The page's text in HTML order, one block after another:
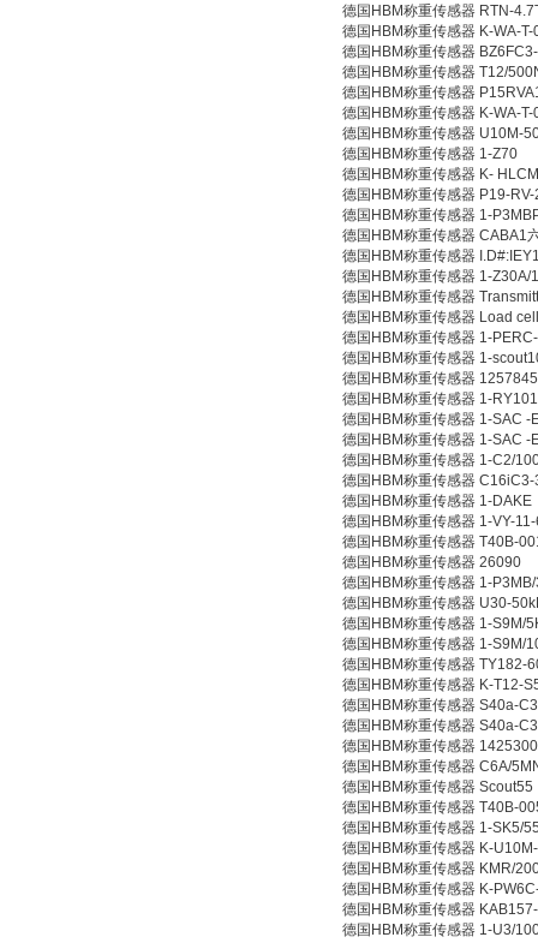
德国HBM称重传感器 RTN-
德国HBM称重传感器 K-WA-
德国HBM称重传感器
德国HBM称重传感器 T12/
德国HBM称重传感器
德国HBM称重传感器 K-WA-
德国HBM称重传感器 U10M-
德国HBM称重传感器 1-Z70
德国HBM称重传感器 K-
德国HBM称重传感器 P19-
德国HBM称重传感器 1-
德国HBM称重传感器 CABA1
德国HBM称重传感器
德国HBM称重传感器 1-Z30A/
德国HBM称重传感器
德国HBM称重传感器 Load
德国HBM称重传感器 1-
德国HBM称重传感器 1-
德国HBM称重传感器
德国HBM称重传感器 1-
德国HBM称重传感器 1-SAC -
德国HBM称重传感器 1-SAC -
德国HBM称重传感器 1-C2/
德国HBM称重传感器 C16iC3-
德国HBM称重传感器 1-DAKE
德国HBM称重传感器 1-VY-
德国HBM称重传感器 T40B-
德国HBM称重传感器 26090
德国HBM称重传感器 1-
德国HBM称重传感器 U30-
德国HBM称重传感器 1-S9M/
德国HBM称重传感器 1-S9M/
德国HBM称重传感器 TY182-
德国HBM称重传感器 K-T12-
德国HBM称重传感器 S40a-
德国HBM称重传感器 S40a-
德国HBM称重传感器
德国HBM称重传感器 C6A/
德国HBM称重传感器 Scout55
德国HBM称重传感器 T40B-
德国HBM称重传感器 1-SK5/
德国HBM称重传感器 K-
德国HBM称重传感器 KMR/
德国HBM称重传感器 K-
德国HBM称重传感器
德国HBM称重传感器 1-U3/